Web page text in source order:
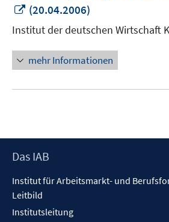
In
neuem
Fenster
öffnen
(20.04.2006)
Institut der deutschen Wirtschaft
mehr Informationen
Footer
Das IAB
Institut für Arbeitsmarkt- und
Leitbild
Institutsleitung